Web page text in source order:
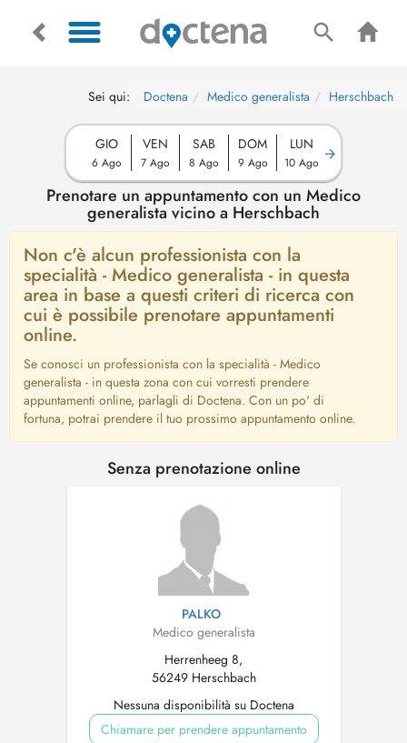
Sei qui: Doctena Medico generalista Herschbach
GIO
6 Ago
VEN
7 Ago
SAB
8 Ago
DOM
9 Ago
LUN
10 Ago
Prenotare un appuntamento con un Medico
generalista vicino a Herschbach
Non c'è alcun professionista con la
specialità - Medico generalista - in questa
area in base a questi criteri di ricerca con
cui è possibile prenotare appuntamenti
online.
Se conosci un professionista con la specialità - Medico
generalista - in questa zona con cui vorresti prendere
appuntamenti online, parlagli di Doctena. Con un po' di
fortuna, potrai prendere il tuo prossimo appuntamento online.
Senza prenotazione online
PALKO
Medico generalista
Herrenheeg 8,
56249 Herschbach
Nessuna disponibilità su Doctena
Chiamare per prendere appuntamento